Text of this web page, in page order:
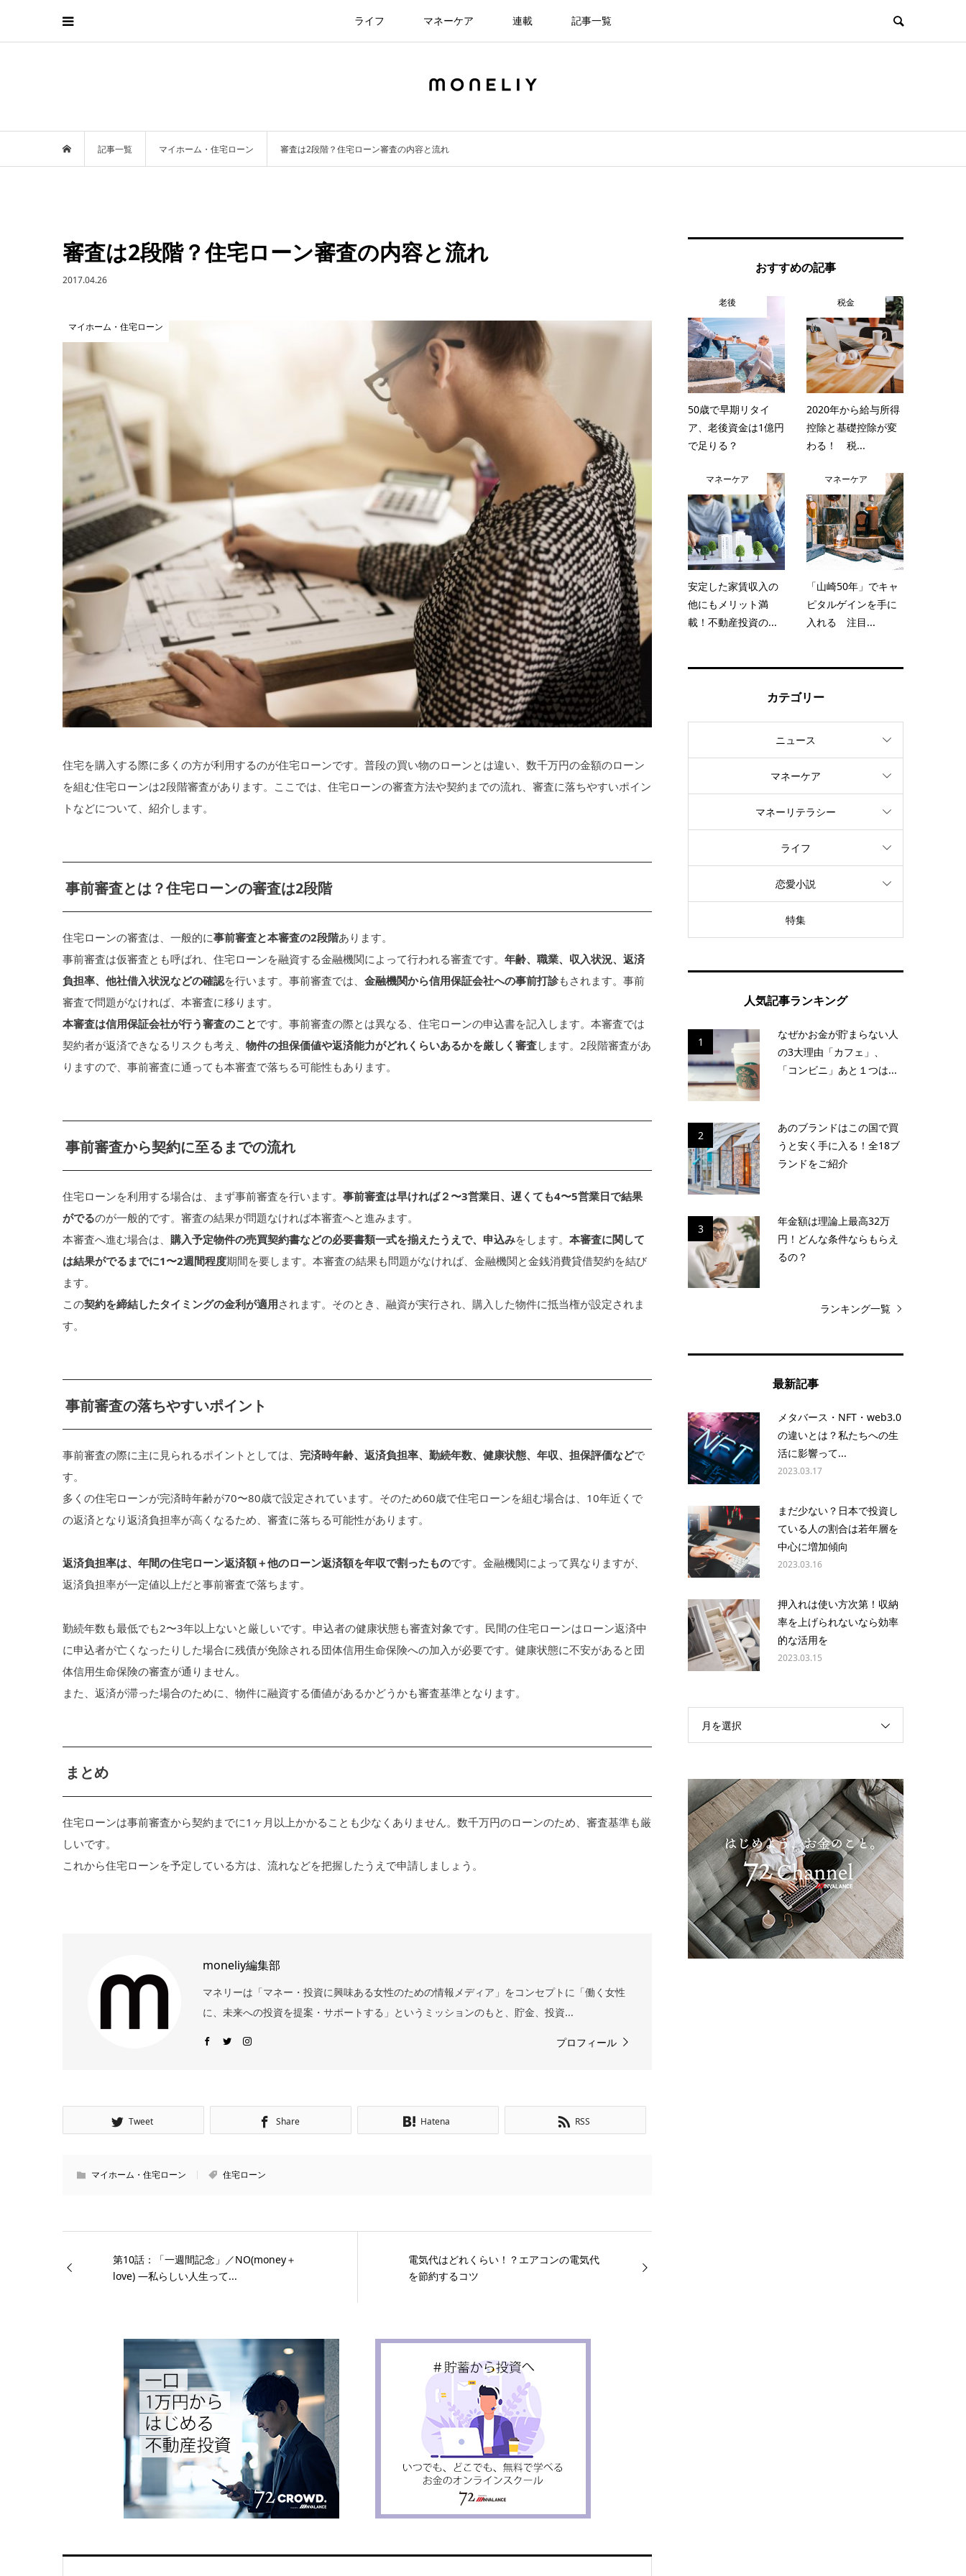
ライフ マネーケア 連載 記事一覧
記事一覧 マイホーム・住宅ローン 審査は2段階？住宅ローン審査の内容と流れ
審査は2段階？住宅ローン審査の内容と流れ
2017.04.26
マイホーム・住宅ローン
住宅を購入する際に多くの方が利用するのが住宅ローンです。普段の買い物のローンとは違い、数千万円の金額のローン
を組む住宅ローンは2段階審査があります。ここでは、住宅ローンの審査方法や契約までの流れ、審査に落ちやすいポイン
トなどについて、紹介します。
事前審査とは？住宅ローンの審査は2段階
住宅ローンの審査は、一般的に事前審査と本審査の2段階あります。
事前審査は仮審査とも呼ばれ、住宅ローンを融資する金融機関によって行われる審査です。 年齢、職業、収入状況、返済
負担率、他社借入状況などの確認を行います。事前審査では、 金融機関から信用保証会社への事前打診もされます。事前
審査で問題がなければ、本審査に移ります。
本審査は信用保証会社が行う審査のことです。事前審査の際とは異なる、住宅ローンの申込書を記入します。本審査では
契約者が返済できなるリスクも考え、 物件の担保価値や返済能力がどれくらいあるかを厳しく審査します。2段階審査があ
りますので、事前審査に通っても本審査で落ちる可能性もあります。
事前審査から契約に至るまでの流れ
住宅ローンを利用する場合は、まず事前審査を行います。 事前審査は早ければ２〜3営業日、遅くても4〜5営業日で結果
がでるのが一般的です。審査の結果が問題なければ本審査へと進みます。
本審査へ進む場合は、 購入予定物件の売買契約書などの必要書類一式を揃えたうえで、申込みをします。 本審査に関して
は結果がでるまでに1〜2週間程度期間を要します。本審査の結果も問題がなければ、金融機関と金銭消費貸借契約を結び
ます。
この契約を締結したタイミングの金利が適用されます。そのとき、融資が実行され、購入した物件に抵当権が設定されま
す。
事前審査の落ちやすいポイント
事前審査の際に主に見られるポイントとしては、 完済時年齢、返済負担率、勤続年数、健康状態、年収、担保評価などで
す。
多くの住宅ローンが完済時年齢が70〜80歳で設定されています。そのため60歳で住宅ローンを組む場合は、10年近くで
の返済となり返済負担率が高くなるため、審査に落ちる可能性があります。
返済負担率は、年間の住宅ローン返済額＋他のローン返済額を年収で割ったものです。金融機関によって異なりますが、
返済負担率が一定値以上だと事前審査で落ちます。
勤続年数も最低でも2〜3年以上ないと厳しいです。申込者の健康状態も審査対象です。民間の住宅ローンはローン返済中
に申込者が亡くなったりした場合に残債が免除される団体信用生命保険への加入が必要です。健康状態に不安があると団
体信用生命保険の審査が通りません。
また、返済が滞った場合のために、物件に融資する価値があるかどうかも審査基準となります。
まとめ
住宅ローンは事前審査から契約までに1ヶ月以上かかることも少なくありません。数千万円のローンのため、審査基準も厳
しいです。
これから住宅ローンを予定している方は、流れなどを把握したうえで申請しましょう。
moneliy編集部
マネリーは「マネー・投資に興味ある女性のための情報メディア」をコンセプトに「働く女性
に、未来への投資を提案・サポートする」というミッションのもと、貯金、投資...
プロフィール
Tweet Share Hatena RSS
マイホーム・住宅ローン 住宅ローン
第10話：「一週間記念」／NO(money＋
love) —私らしい人生って...
電気代はどれくらい！？エアコンの電気代
を節約するコツ
おすすめの記事
老後
50歳で早期リタイ
ア、老後資金は1億円
で足りる？
税金
2020年から給与所得
控除と基礎控除が変
わる！ 税...
マネーケア
安定した家賃収入の
他にもメリット満
載！不動産投資の...
マネーケア
「山崎50年」でキャ
ピタルゲインを手に
入れる 注目...
カテゴリー
ニュース
マネーケア
マネーリテラシー
ライフ
恋愛小説
特集
人気記事ランキング
1
なぜかお金が貯まらない人
の3大理由「カフェ」、
「コンビニ」あと１つは...
2
あのブランドはこの国で買
うと安く手に入る！全18ブ
ランドをご紹介
3
年金額は理論上最高32万
円！どんな条件ならもらえ
るの？
ランキング一覧
最新記事
メタバース・NFT・web3.0
の違いとは？私たちへの生
活に影響って...
2023.03.17
まだ少ない？日本で投資し
ている人の割合は若年層を
中心に増加傾向
2023.03.16
押入れは使い方次第！収納
率を上げられないなら効率
的な活用を
2023.03.15
月を選択